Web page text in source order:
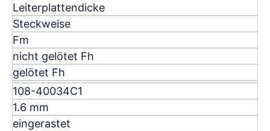
Leiterplattendicke
Steckweise
Fm
nicht gelötet Fh
gelötet Fh
108-40034C1
1.6 mm
eingerastet